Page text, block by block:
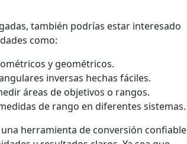
también podrías estar interesado
como:
y geométricos.
inversas hechas fáciles.
áreas de objetivos o rangos.
de rango en diferentes sistemas.
herramienta de conversión confiable